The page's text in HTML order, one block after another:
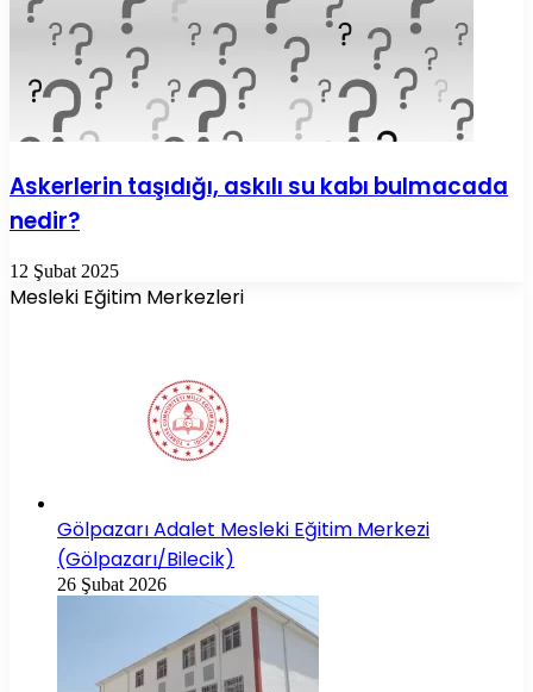
Askerlerin taşıdığı, askılı su kabı bulmacada
nedir?
12 Şubat 2025
Mesleki Eğitim Merkezleri
Gölpazarı Adalet Mesleki Eğitim Merkezi
(Gölpazarı/Bilecik)
26 Şubat 2026